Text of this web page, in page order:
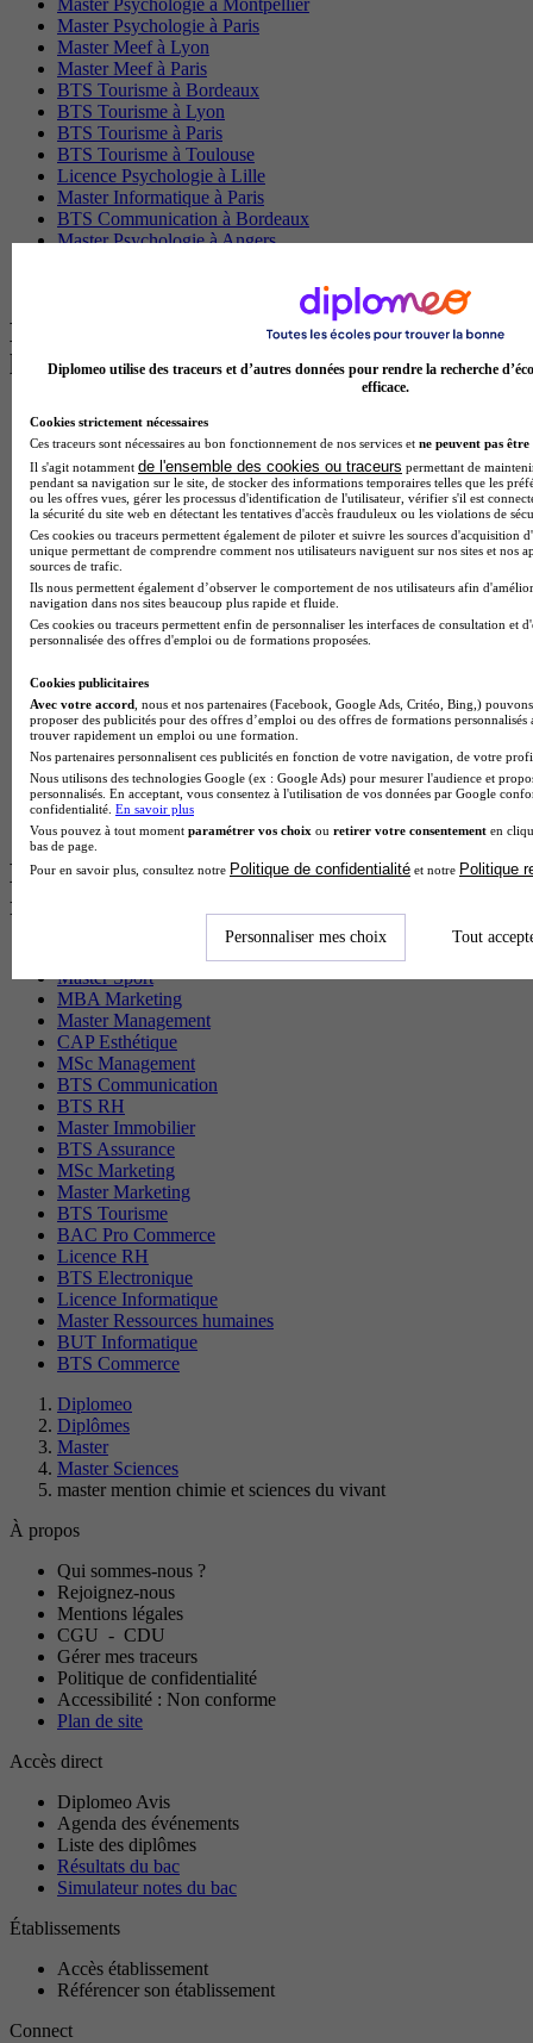
Master Psychologie à Paris
Master Meef à Lyon
Master Meef à Paris
BTS Tourisme à Bordeaux
BTS Tourisme à Lyon
BTS Tourisme à Paris
BTS Tourisme à Toulouse
Licence Psychologie à Lille
Master Informatique à Paris
BTS Communication à Bordeaux
Master Psychologie à Angers
Les intitulés de diplôme par alternance
les plus recherchés
BTS Esf en alternance
BTS Dietetique en alternance
BTS Mco en alternance
BTS Pi en alternance
BTS Sp3s en alternance
Master CCA en alternance
BTS Ndrc en alternance
BTS Sam en alternance
Cap Fleuriste en alternance
BTS Sio en alternance
MSc Marketing Digital en alternance
BTS Gpme en alternance
BTS Gpn en alternance
BTS Domotique en alternance
BAC Pro Agora en alternance
BTS Sta en alternance
BTS Iris en alternance
BTS Tpl en alternance
BTS Ati en alternance
Les diplômes par filière les plus
recherchés
Master Sport
MBA Marketing
Master Management
CAP Esthétique
MSc Management
BTS Communication
BTS RH
Master Immobilier
BTS Assurance
MSc Marketing
Master Marketing
BTS Tourisme
BAC Pro Commerce
Licence RH
BTS Electronique
Licence Informatique
Master Ressources humaines
BUT Informatique
BTS Commerce
Diplomeo
Diplômes
Master
Master Sciences
master mention chimie et sciences du vivant
À propos
Qui sommes-nous ?
Rejoignez-nous
Mentions légales
CGU - CDU
Gérer mes traceurs
Politique de confidentialité
Accessibilité : Non conforme
Plan de site
Accès direct
Diplomeo Avis
Agenda des événements
Liste des diplômes
Résultats du bac
Simulateur notes du bac
Établissements
Accès établissement
Référencer son établissement
Connect
Diplomeo utilise des traceurs et d’autres données pour rendre la recherche
efficace.
Cookies strictement nécessaires
Ces traceurs sont nécessaires au bon fonctionnement de nos services et ne peuvent pas être
Il s'agit notamment de l'ensemble des cookies ou traceurs permettant de
pendant sa navigation sur le site, de stocker des informations temporaires telles que les
ou les offres vues, gérer les processus d'identification de l'utilisateur, vérifier s'il est
la sécurité du site web en détectant les tentatives d'accès frauduleux ou les violations de
Ces cookies ou traceurs permettent également de piloter et suivre les sources d'acquisition
unique permettant de comprendre comment nos utilisateurs naviguent sur nos sites et nos
sources de trafic.
Ils nous permettent également d’observer le comportement de nos utilisateurs afin
navigation dans nos sites beaucoup plus rapide et fluide.
Ces cookies ou traceurs permettent enfin de personnaliser les interfaces de consultation et
personnalisée des offres d'emploi ou de formations proposées.
Cookies publicitaires
Avec votre accord , nous et nos partenaires (Facebook, Google Ads, Critéo, Bing,)
proposer des publicités pour des offres d’emploi ou des offres de formations
trouver rapidement un emploi ou une formation.
Nos partenaires personnalisent ces publicités en fonction de votre navigation, de votre
Nous utilisons des technologies Google (ex : Google Ads) pour mesurer l'audience et
personnalisés. En acceptant, vous consentez à l'utilisation de vos données par Google
confidentialité. En savoir plus
Vous pouvez à tout moment paramétrer vos choix ou retirer votre consentement en
bas de page.
Pour en savoir plus, consultez notre Politique de confidentialité et notre Politique
Personnaliser mes choix Tout